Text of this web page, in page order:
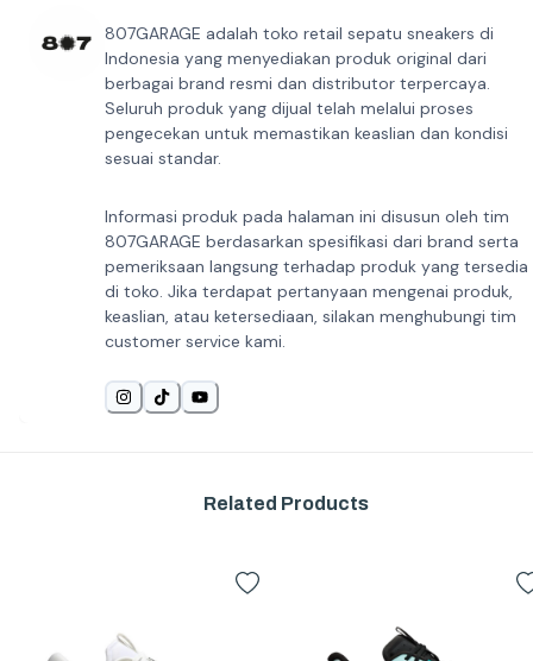
807GARAGE adalah toko retail sepatu sneakers di
Indonesia yang menyediakan produk original dari
berbagai brand resmi dan distributor terpercaya.
Seluruh produk yang dijual telah melalui proses
pengecekan untuk memastikan keaslian dan kondisi
sesuai standar.
Informasi produk pada halaman ini disusun oleh tim
807GARAGE berdasarkan spesifikasi dari brand serta
pemeriksaan langsung terhadap produk yang tersedia
di toko. Jika terdapat pertanyaan mengenai produk,
keaslian, atau ketersediaan, silakan menghubungi tim
customer service kami.
Related Products